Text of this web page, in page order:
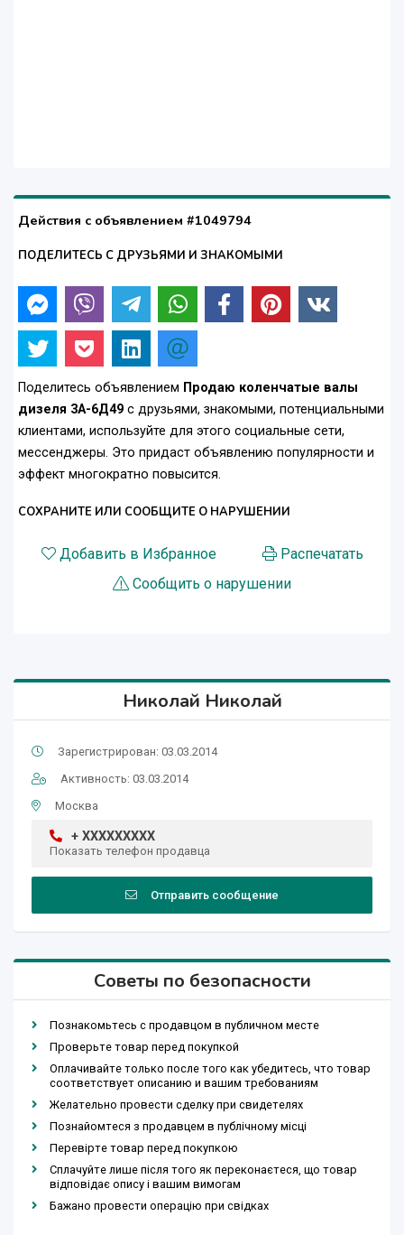
Действия с объявлением #1049794
ПОДЕЛИТЕСЬ С ДРУЗЬЯМИ И ЗНАКОМЫМИ
Поделитесь объявлением Продаю коленчатые валы
дизеля 3А-6Д49 с друзьями, знакомыми, потенциальными
клиентами, используйте для этого социальные сети,
мессенджеры. Это придаст объявлению популярности и
эффект многократно повысится.
СОХРАНИТЕ ИЛИ СООБЩИТЕ О НАРУШЕНИИ
Добавить в Избранное
Распечатать
Сообщить о нарушении
Николай Николай
Зарегистрирован: 03.03.2014
Активность: 03.03.2014
Москва
+ XXXXXXXXX
Показать телефон продавца
Отправить сообщение
Советы по безопасности
Познакомьтесь с продавцом в публичном месте
Проверьте товар перед покупкой
Оплачивайте только после того как убедитесь, что товар
соответствует описанию и вашим требованиям
Желательно провести сделку при свидетелях
Познайомтеся з продавцем в публічному місці
Перевірте товар перед покупкою
Сплачуйте лише після того як переконаєтеся, що товар
відповідає опису і вашим вимогам
Бажано провести операцію при свідках